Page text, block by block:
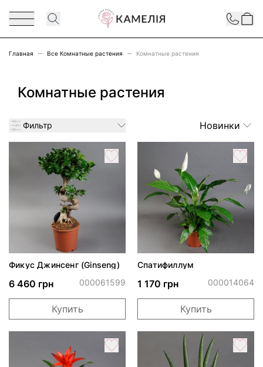
Перейти к содержимому
Contact
Главная Все Комнатные растения Комнатные растения
Комнатные растения
Фильтр Новинки
Фикус Джинсенг (Ginseng)
6 460 грн 000061599
Купить
Спатифиллум
1 170 грн 000014064
Купить